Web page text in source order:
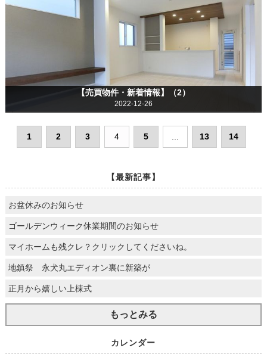
【売買物件・新着情報】（2）
2022-12-26
1 2 3 4 5 13 14
【最新記事】
お盆休みのお知らせ
ゴールデンウィーク休業期間のお知らせ
マイホームも残クレ？クリックしてくださいね。
地鎮祭 永犬丸エディオン裏に新築が
正月から嬉しい上棟式
もっとみる
カレンダー